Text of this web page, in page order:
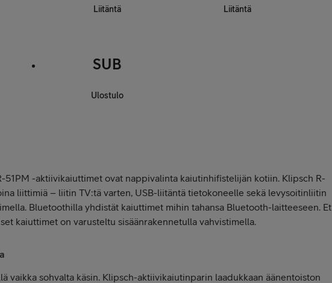
Liitäntä Liitäntä
SUB
Ulostulo
51PM -aktiivikaiuttimet ovat nappivalinta kaiutinhifistelijän kotiin. Klipsch R-
liittimiä – liitin TV:tä varten, USB-liitäntä tietokoneelle sekä levysoitinliitin
Bluetoothilla yhdistät kaiuttimet mihin tahansa Bluetooth-laitteeseen. Et
kaiuttimet on varusteltu sisäänrakennetulla vahvistimella.
vaikka sohvalta käsin. Klipsch-aktiivikaiutinparin laadukkaan äänentoiston